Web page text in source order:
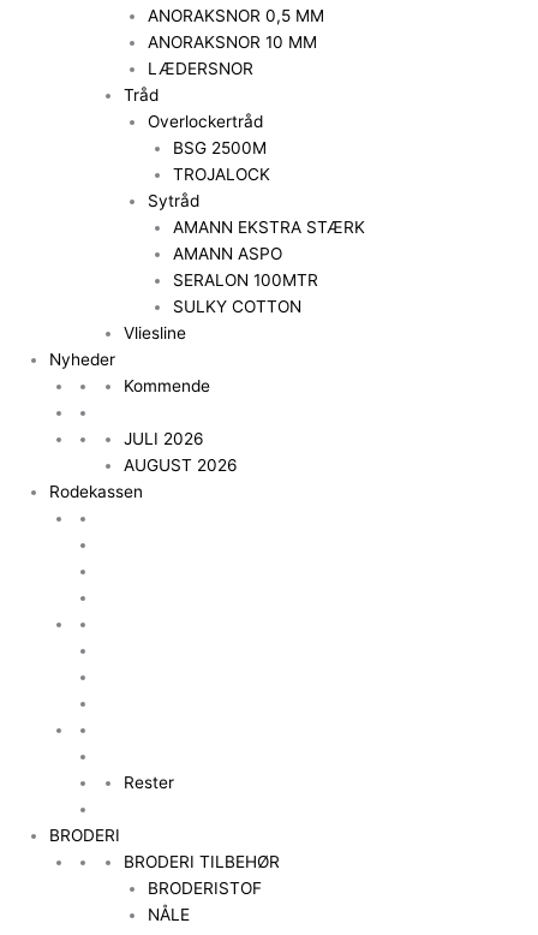
ANORAKSNOR 0,5 MM
ANORAKSNOR 10 MM
LÆDERSNOR
Tråd
Overlockertråd
BSG 2500M
TROJALOCK
Sytråd
AMANN EKSTRA STÆRK
AMANN ASPO
SERALON 100MTR
SULKY COTTON
Vliesline
Nyheder
Kommende
JULI 2026
AUGUST 2026
Rodekassen
Rester
BRODERI
BRODERI TILBEHØR
BRODERISTOF
NÅLE